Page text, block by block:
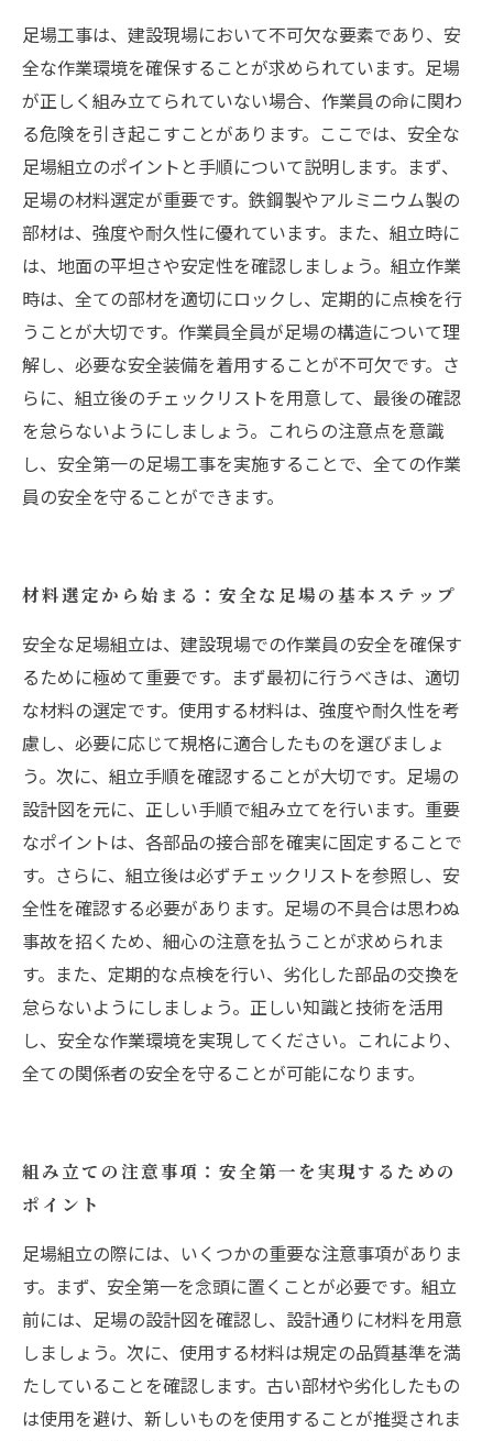
専門的なテクニックを学ぶ：効率的な足場組立
への道
足場工事を成功に導くための実践ガイド
全ての関係者の安全を守る：安全な足場組立の
まとめ
足場工事は、建設現場において不可欠な要素であり、安
全な作業環境を確保することが求められています。足場
が正しく組み立てられていない場合、作業員の命に関わ
る危険を引き起こすことがあります。ここでは、安全な
足場組立のポイントと手順について説明します。まず、
足場の材料選定が重要です。鉄鋼製やアルミニウム製の
部材は、強度や耐久性に優れています。また、組立時に
は、地面の平坦さや安定性を確認しましょう。組立作業
時は、全ての部材を適切にロックし、定期的に点検を行
うことが大切です。作業員全員が足場の構造について理
解し、必要な安全装備を着用することが不可欠です。さ
らに、組立後のチェックリストを用意して、最後の確認
を怠らないようにしましょう。これらの注意点を意識
し、安全第一の足場工事を実施することで、全ての作業
員の安全を守ることができます。
材料選定から始まる：安全な足場の基本ステップ
安全な足場組立は、建設現場での作業員の安全を確保す
るために極めて重要です。まず最初に行うべきは、適切
な材料の選定です。使用する材料は、強度や耐久性を考
慮し、必要に応じて規格に適合したものを選びましょ
う。次に、組立手順を確認することが大切です。足場の
設計図を元に、正しい手順で組み立てを行います。重要
なポイントは、各部品の接合部を確実に固定することで
す。さらに、組立後は必ずチェックリストを参照し、安
全性を確認する必要があります。足場の不具合は思わぬ
事故を招くため、細心の注意を払うことが求められま
す。また、定期的な点検を行い、劣化した部品の交換を
怠らないようにしましょう。正しい知識と技術を活用
し、安全な作業環境を実現してください。これにより、
全ての関係者の安全を守ることが可能になります。
組み立ての注意事項：安全第一を実現するための
ポイント
足場組立の際には、いくつかの重要な注意事項がありま
す。まず、安全第一を念頭に置くことが必要です。組立
前には、足場の設計図を確認し、設計通りに材料を用意
しましょう。次に、使用する材料は規定の品質基準を満
たしていることを確認します。古い部材や劣化したもの
は使用を避け、新しいものを使用することが推奨されま